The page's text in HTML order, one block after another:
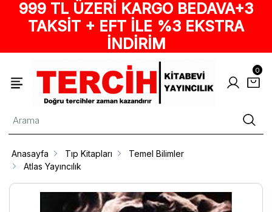
999 TL ÜZERİ KARGO BEDAVA+3
TAKSİT + EFT İLE %3 EKSTRA
İNDİRİM
0
Anasayfa Tıp Kitapları
Temel Bilimler
Atlas Yayıncılık